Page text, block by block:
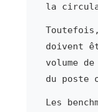
la
doivent
volume
du poste
Les